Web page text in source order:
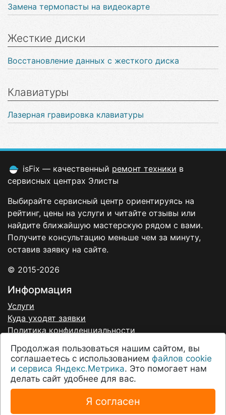
Замена термопасты на видеокарте
Жесткие диски
Восстановление данных с жесткого диска
Клавиатуры
Лазерная гравировка клавиатуры
isFix — качественный ремонт техники в
сервисных центрах Элисты
Выбирайте сервисный центр ориентируясь на
рейтинг, цены на услуги и читайте отзывы или
найдите ближайшую мастерскую рядом с вами.
Получите консультацию меньше чем за минуту,
оставив заявку на сайте.
© 2015-2026
Информация
Услуги
Куда уходят заявки
Политика конфиденциальности
Договор-оферта
Согласие на обработку персональных данных
О нас
Соглашение
Продолжая пользоваться нашим сайтом, вы
соглашаетесь с использованием файлов cookie
и сервиса Яндекс.Метрика. Это помогает нам
делать сайт удобнее для вас.
Я согласен